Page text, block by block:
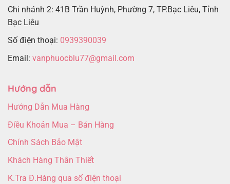
Chi nhánh 2: 41B Trần Huỳnh, Phường 7, TP.Bạc Liêu, Tỉnh
Bạc Liêu
Số điện thoại: 0939390039
Email: vanphuocblu77@gmail.com
Hướng dẫn
Hướng Dẫn Mua Hàng
Điều Khoản Mua – Bán Hàng
Chính Sách Bảo Mật
Khách Hàng Thân Thiết
K.Tra Đ.Hàng qua số điện thoại